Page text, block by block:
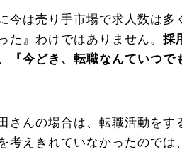
に今は売り手市場で求人数は
た』わけではありません。 採
『今どき、転職なんていつ
さんの場合は、転職活動を
考えきれていなかったのでは